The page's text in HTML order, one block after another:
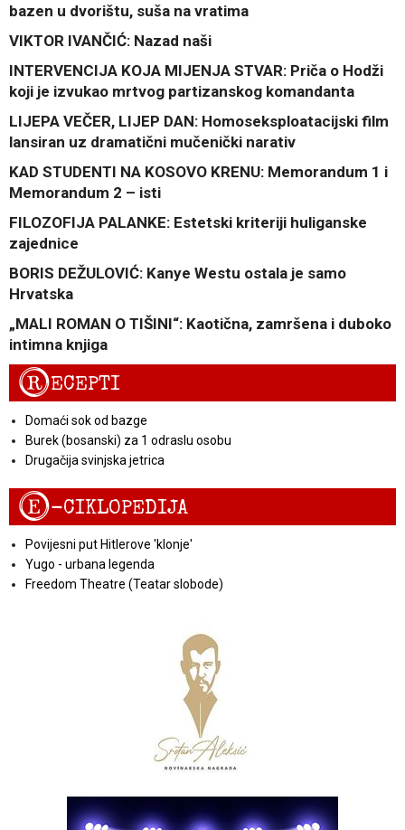
bazen u dvorištu, suša na vratima
VIKTOR IVANČIĆ: Nazad naši
INTERVENCIJA KOJA MIJENJA STVAR: Priča o Hodži
koji je izvukao mrtvog partizanskog komandanta
LIJEPA VEČER, LIJEP DAN: Homoseksploatacijski film
lansiran uz dramatični mučenički narativ
KAD STUDENTI NA KOSOVO KRENU: Memorandum 1 i
Memorandum 2 – isti
FILOZOFIJA PALANKE: Estetski kriteriji huliganske
zajednice
BORIS DEŽULOVIĆ: Kanye Westu ostala je samo
Hrvatska
„MALI ROMAN O TIŠINI“: Kaotična, zamršena i duboko
intimna knjiga
RECEPTI
Domaći sok od bazge
Burek (bosanski) za 1 odraslu osobu
Drugačija svinjska jetrica
E-CIKLOPEDIJA
Povijesni put Hitlerove 'klonje'
Yugo - urbana legenda
Freedom Theatre (Teatar slobode)